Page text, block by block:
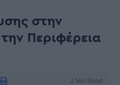
στην
Περιφέρεια
2 Min Read